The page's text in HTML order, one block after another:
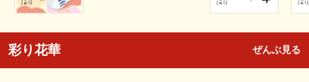
彩り花華 ぜんぶ見る